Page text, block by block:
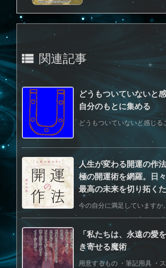
 関連記事
どうもついていないと
自分のもとに集める
どうもついていないと感じ
人生が変わる開運の作
極の開運術を網羅。日
最高の未来を切り拓く
今の自分に満足しています
「私たちは、永遠の愛
き寄せる魔術
用意するもの ・筆記用具 ・